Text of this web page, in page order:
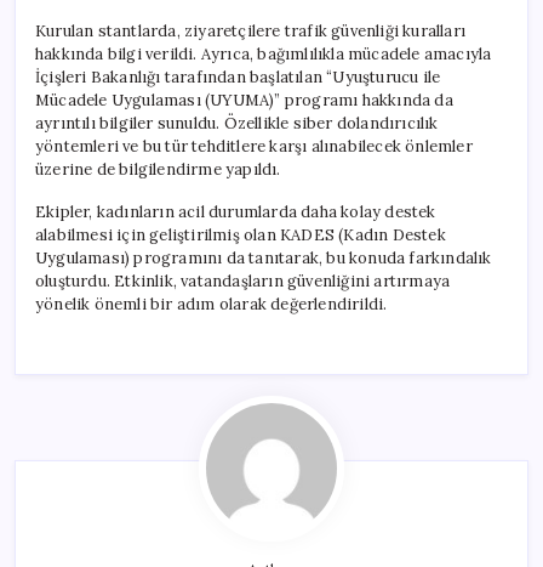
Kurulan stantlarda, ziyaretçilere trafik güvenliği kuralları
hakkında bilgi verildi. Ayrıca, bağımlılıkla mücadele amacıyla
İçişleri Bakanlığı tarafından başlatılan “Uyuşturucu ile
Mücadele Uygulaması (UYUMA)” programı hakkında da
ayrıntılı bilgiler sunuldu. Özellikle siber dolandırıcılık
yöntemleri ve bu tür tehditlere karşı alınabilecek önlemler
üzerine de bilgilendirme yapıldı.
Ekipler, kadınların acil durumlarda daha kolay destek
alabilmesi için geliştirilmiş olan KADES (Kadın Destek
Uygulaması) programını da tanıtarak, bu konuda farkındalık
oluşturdu. Etkinlik, vatandaşların güvenliğini artırmaya
yönelik önemli bir adım olarak değerlendirildi.